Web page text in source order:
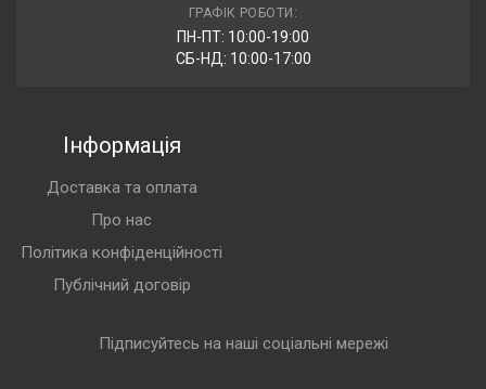
ГРАФІК РОБОТИ:
ПН-ПТ: 10:00-19:00
СБ-НД: 10:00-17:00
Інформація
Доставка та оплата
Про нас
Політика конфіденційності
Публічний договір
Підписуйтесь на наші соціальні мережі